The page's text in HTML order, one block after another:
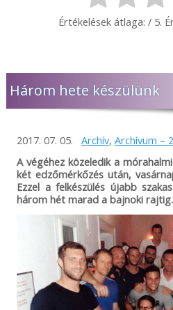
Értékelések átlaga:/ 5.
Három hete készülünk
2017. 07. 05. Archív, Archívum –
A végéhez közeledik a
két edzőmérkőzés után,
Ezzel a felkészülés újabb
három hét marad a bajnoki rajtig.